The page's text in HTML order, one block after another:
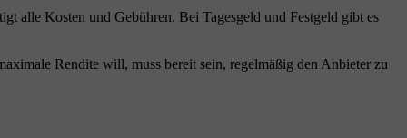
alle Kosten und Gebühren. Bei Tagesgeld und Festgeld gibt es
Rendite will, muss bereit sein, regelmäßig den Anbieter zu